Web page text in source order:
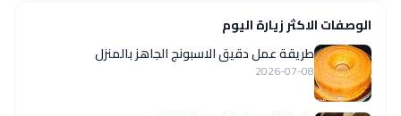
الوصفات الاكثر زيارة اليوم
طريقة عمل دقيق الاسبونج الجاهز بالمنزل
2026-07-08